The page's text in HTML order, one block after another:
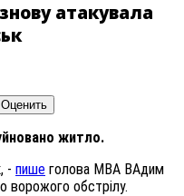
атакувала
житло.
- пише голова МВА ВАдим
ворожого обстрілу.